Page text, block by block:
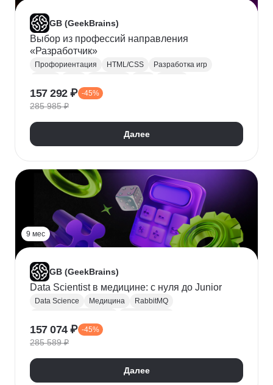
GB (GeekBrains)
Выбор из профессий направления
«Разработчик»
Профориентация HTML/CSS
Разработка игр
Docker
Разработка
157 292 ₽ -45%
285 985 ₽
Далее
9 мес
GB (GeekBrains)
Data Scientist в медицине: с нуля до Junior
Data Science Медицина
RabbitMQ
Математика для Data Science
Python
Аналитика данных
A/B тестирование
Теория вероятностей
Математическая статистика
157 074 ₽ -45%
285 589 ₽
Далее